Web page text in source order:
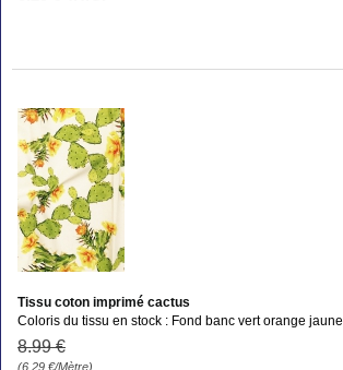
Tissu coton imprimé cactus
Coloris du tissu en stock : Fond banc vert orange jaune
8.99 €
(6.29 €/Mètre)